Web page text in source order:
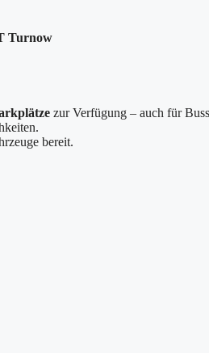
Turnow
zur Verfügung – auch für
bereit.